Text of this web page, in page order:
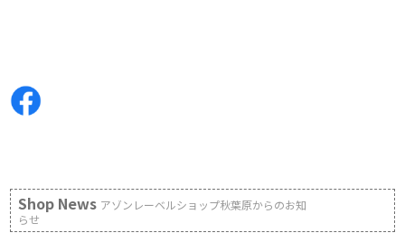
Shop News アゾンレーベルショップ秋葉原からのお知
らせ